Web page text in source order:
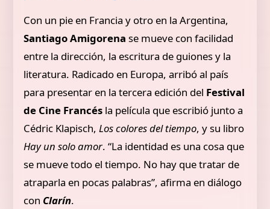
Con un pie en Francia y otro en la Argentina,
Santiago Amigorenase mueve con facilidad
entre la dirección, la escritura de guiones y la
literatura. Radicado en Europa, arribó al país
para presentar en la tercera edición del Festival
de Cine Francés la película que escribió junto a
Cédric Klapisch,Los colores del tiempo, y su libro
Hay un solo amor. “La identidad es una cosa que
se mueve todo el tiempo. No hay que tratar de
atraparla en pocas palabras”, afirma en diálogo
con Clarín.